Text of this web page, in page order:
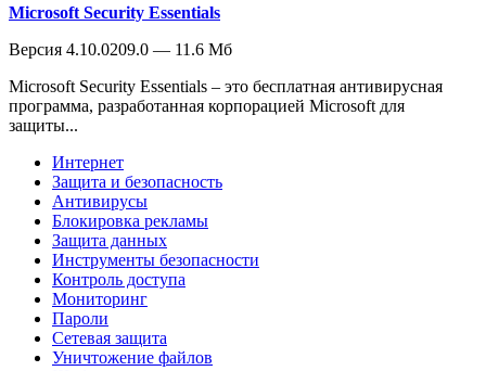
Microsoft Security Essentials
Версия 4.10.0209.0 — 11.6 Мб
Microsoft Security Essentials – это бесплатная антивирусная
программа, разработанная корпорацией Microsoft для
защиты...
Интернет
Защита и безопасность
Антивирусы
Блокировка рекламы
Защита данных
Инструменты безопасности
Контроль доступа
Мониторинг
Пароли
Сетевая защита
Уничтожение файлов